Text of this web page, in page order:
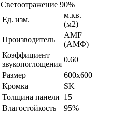
Светоотражение 90%
Ед. изм.
м.кв.
(м2)
Производитель
AMF
(АМФ)
Коэффициент
звукопоглощения
0.60
Размер
600x600
Кромка
SK
Толщина панели 15
Влагостойкость
95%